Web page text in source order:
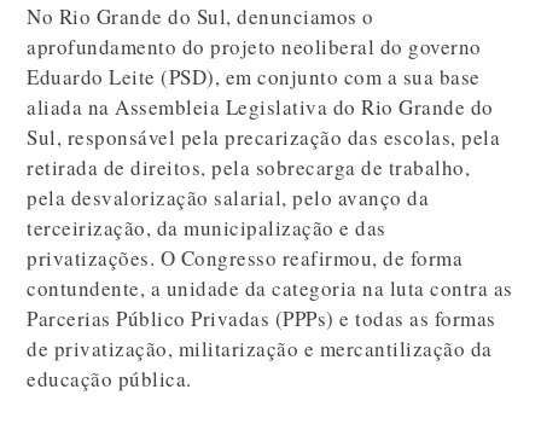
No Rio Grande do Sul, denunciamos o
aprofundamento do projeto neoliberal do governo
Eduardo Leite (PSD), em conjunto com a sua base
aliada na Assembleia Legislativa do Rio Grande do
Sul, responsável pela precarização das escolas, pela
retirada de direitos, pela sobrecarga de trabalho,
pela desvalorização salarial, pelo avanço da
terceirização, da municipalização e das
privatizações. O Congresso reafirmou, de forma
contundente, a unidade da categoria na luta contra as
Parcerias Público Privadas (PPPs) e todas as formas
de privatização, militarização e mercantilização da
educação pública.